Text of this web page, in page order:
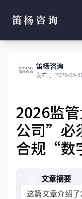
笛杨咨询
笛杨咨询
发布于 2026-03-31
2026监
公司”必
合规“数
文章摘要
这篇文章介绍